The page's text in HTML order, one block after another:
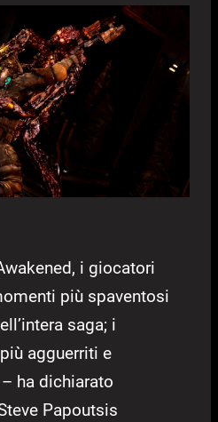
i giocatori
più spaventosi
saga; i
agguerriti e
ha dichiarato
Papoutsis